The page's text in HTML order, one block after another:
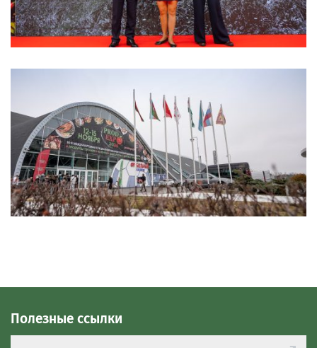
Полезные ссылки